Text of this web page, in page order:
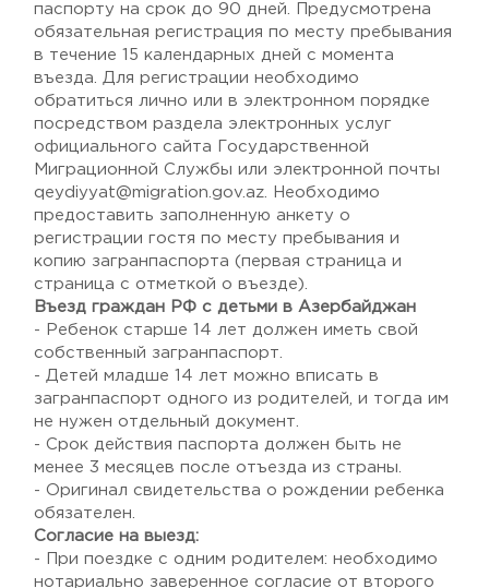
паспорту на срок до 90 дней. Предусмотрена
обязательная регистрация по месту пребывания
в течение 15 календарных дней с момента
въезда. Для регистрации необходимо
обратиться лично или в электронном порядке
посредством раздела электронных услуг
официального сайта Государственной
Миграционной Службы или электронной почты
qeydiyyat@migration.gov.az. Необходимо
предоставить заполненную анкету о
регистрации гостя по месту пребывания и
копию загранпаспорта (первая страница и
страница с отметкой о въезде).
Въезд граждан РФ с детьми в Азербайджан
- Ребенок старше 14 лет должен иметь свой
собственный загранпаспорт.
- Детей младше 14 лет можно вписать в
загранпаспорт одного из родителей, и тогда им
не нужен отдельный документ.
- Срок действия паспорта должен быть не
менее 3 месяцев после отъезда из страны.
- Оригинал свидетельства о рождении ребенка
обязателен.
Согласие на выезд:
- При поездке с одним родителем: необходимо
нотариально заверенное согласие от второго